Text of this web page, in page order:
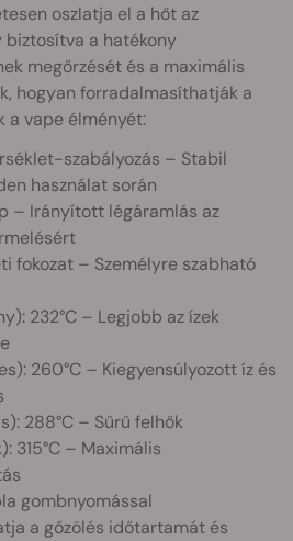
oszlatja el a hőt az
biztosítva a hatékony
megőrzését és a maximális
hogyan forradalmasíthatják a
a vape élményét:
szabályozás – Stabil
használat során
– Irányított légáramlás az
fokozat – Személyre szabható
232°C – Legjobb az ízek
260°C – Kiegyensúlyozott íz és
288°C – Sűrű felhők
315°C – Maximális
gombnyomással
a gőzölés időtartamát és